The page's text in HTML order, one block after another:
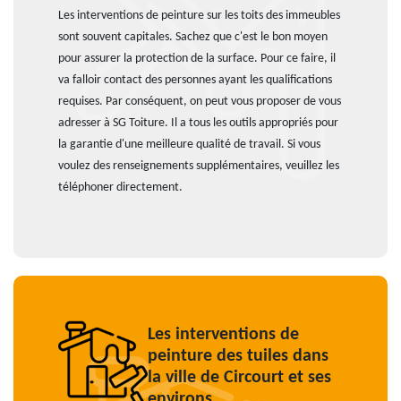
Les interventions de peinture sur les toits des immeubles
sont souvent capitales. Sachez que c'est le bon moyen
pour assurer la protection de la surface. Pour ce faire, il
va falloir contact des personnes ayant les qualifications
requises. Par conséquent, on peut vous proposer de vous
adresser à SG Toiture. Il a tous les outils appropriés pour
la garantie d'une meilleure qualité de travail. Si vous
voulez des renseignements supplémentaires, veuillez les
téléphoner directement.
Les interventions de
peinture des tuiles dans
la ville de Circourt et ses